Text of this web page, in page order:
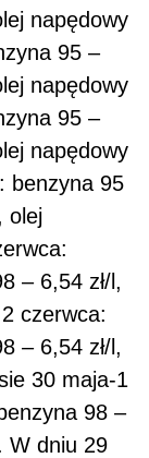
napędowy
95 –
napędowy
95 –
napędowy
benzyna 95
olej
– 6,54 zł/l,
czerwca:
– 6,54 zł/l,
30 maja-1
98 –
W dniu 29